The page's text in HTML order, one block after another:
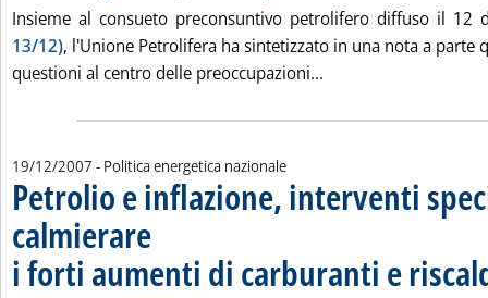
Insieme al consueto preconsuntivo petrolifero diffuso il 12
13/12), l'Unione Petrolifera ha sintetizzato in una nota a parte
questioni al centro delle preoccupazioni...
19/12/2007 - Politica energetica nazionale
Petrolio e inflazione, interventi
calmierare
i forti aumenti di carburanti e